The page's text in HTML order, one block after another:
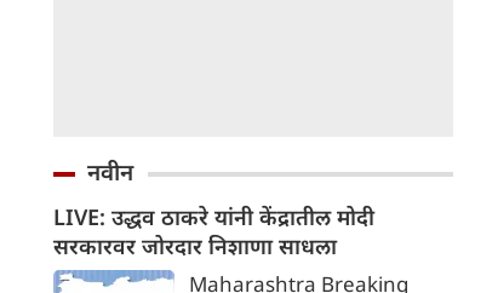
नवीन
LIVE: उद्धव ठाकरे यांनी केंद्रातील मोदी
सरकारवर जोरदार निशाणा साधला
Maharashtra Breaking